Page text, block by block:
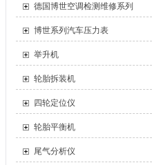
德国博世空调检测维修系列
博世系列汽车压力表
举升机
轮胎拆装机
四轮定位仪
轮胎平衡机
尾气分析仪